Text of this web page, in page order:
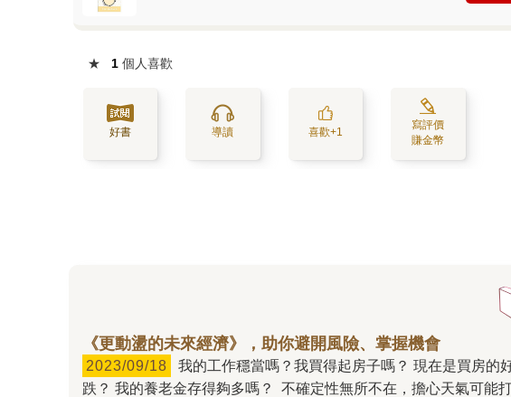
★ 1 個人喜歡
好書 導讀 喜歡+1
寫評價
賺金幣
《更動盪的未來經濟》，助你避開風險、掌握機會
2023/09/18
我的工作穩當嗎？我買得起房子嗎？ 現在是買房的好時機嗎？房貸續約應該簽短期還是長期的好？ 股市是不是快崩盤了？下個月的油價會上漲或下
跌？ 我的養老金存得夠多嗎？ 不確定性無所不在，擔心天氣可能